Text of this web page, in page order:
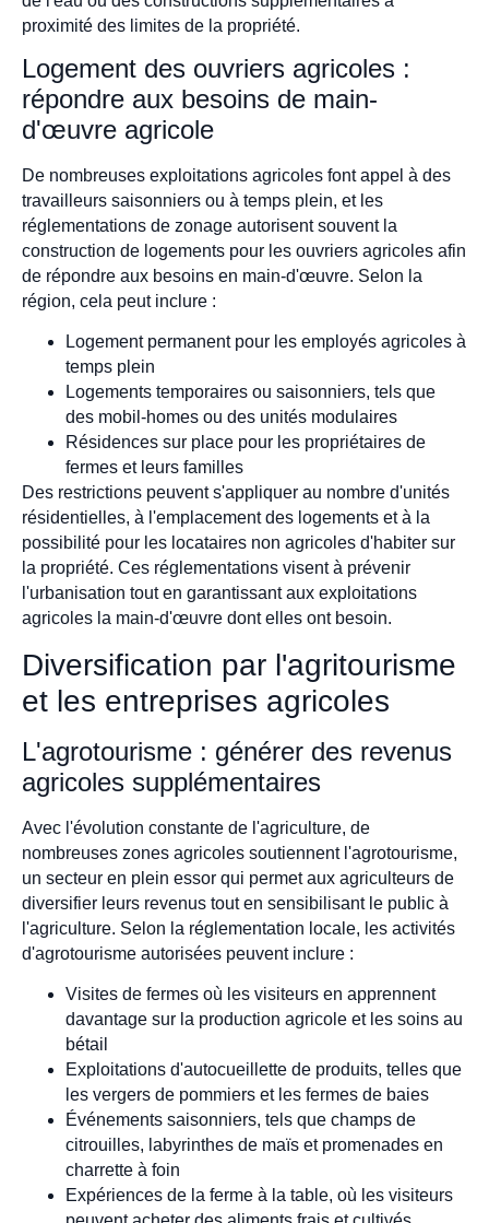
proximité des limites de la propriété.
Logement des ouvriers agricoles :
répondre aux besoins de main-
d'œuvre agricole
De nombreuses exploitations agricoles font appel à des
travailleurs saisonniers ou à temps plein, et les
réglementations de zonage autorisent souvent la
construction de logements pour les ouvriers agricoles afin
de répondre aux besoins en main-d'œuvre. Selon la
région, cela peut inclure :
Logement permanent pour les employés agricoles à
temps plein
Logements temporaires ou saisonniers, tels que
des mobil-homes ou des unités modulaires
Résidences sur place pour les propriétaires de
fermes et leurs familles
Des restrictions peuvent s'appliquer au nombre d'unités
résidentielles, à l'emplacement des logements et à la
possibilité pour les locataires non agricoles d'habiter sur
la propriété. Ces réglementations visent à prévenir
l'urbanisation tout en garantissant aux exploitations
agricoles la main-d'œuvre dont elles ont besoin.
Diversification par l'agritourisme
et les entreprises agricoles
L'agrotourisme : générer des revenus
agricoles supplémentaires
Avec l'évolution constante de l'agriculture, de
nombreuses zones agricoles soutiennent l'agrotourisme,
un secteur en plein essor qui permet aux agriculteurs de
diversifier leurs revenus tout en sensibilisant le public à
l'agriculture. Selon la réglementation locale, les activités
d'agrotourisme autorisées peuvent inclure :
Visites de fermes où les visiteurs en apprennent
davantage sur la production agricole et les soins au
bétail
Exploitations d'autocueillette de produits, telles que
les vergers de pommiers et les fermes de baies
Événements saisonniers, tels que champs de
citrouilles, labyrinthes de maïs et promenades en
charrette à foin
Expériences de la ferme à la table, où les visiteurs